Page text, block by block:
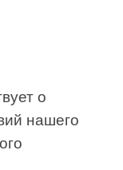
о
нашего